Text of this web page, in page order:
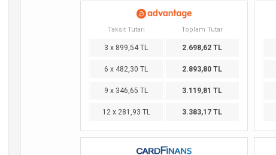
Taksit Tutarı Toplam Tutar
3 x 899,54 TL 2.698,62 TL
6 x 482,30 TL 2.893,80 TL
9 x 346,65 TL 3.119,81 TL
12 x 281,93 TL 3.383,17 TL